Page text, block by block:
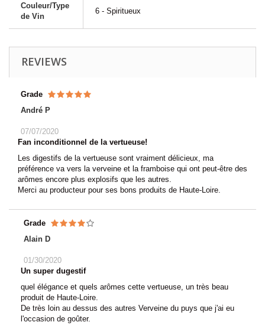
Couleur/Type
de Vin
6 - Spiritueux
REVIEWS
Grade
André P
07/07/2020
Fan inconditionnel de la vertueuse!
Les digestifs de la vertueuse sont vraiment délicieux, ma
préférence va vers la verveine et la framboise qui ont peut-être des
arômes encore plus explosifs que les autres.
Merci au producteur pour ses bons produits de Haute-Loire.
Grade
Alain D
01/30/2020
Un super dugestif
quel élégance et quels arômes cette vertueuse, un très beau
produit de Haute-Loire.
De très loin au dessus des autres Verveine du puys que j'ai eu
l'occasion de goûter.